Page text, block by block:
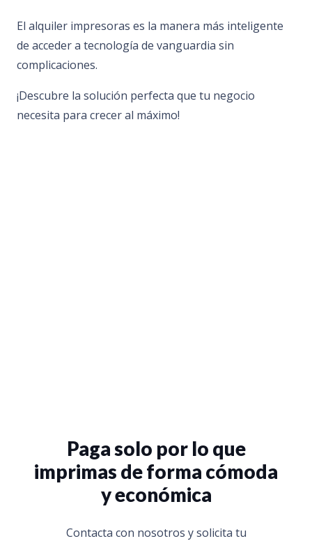
El alquiler impresoras es la manera más inteligente
de acceder a tecnología de vanguardia sin
complicaciones.
¡Descubre la solución perfecta que tu negocio
necesita para crecer al máximo!
Paga solo por lo que
imprimas de forma cómoda
y económica
Contacta con nosotros y solicita tu